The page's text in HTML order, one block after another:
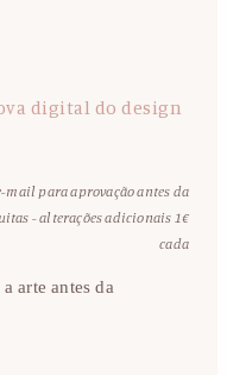
digital do design
mail para aprovação antes da
- alterações adicionais 1€
cada
arte antes da